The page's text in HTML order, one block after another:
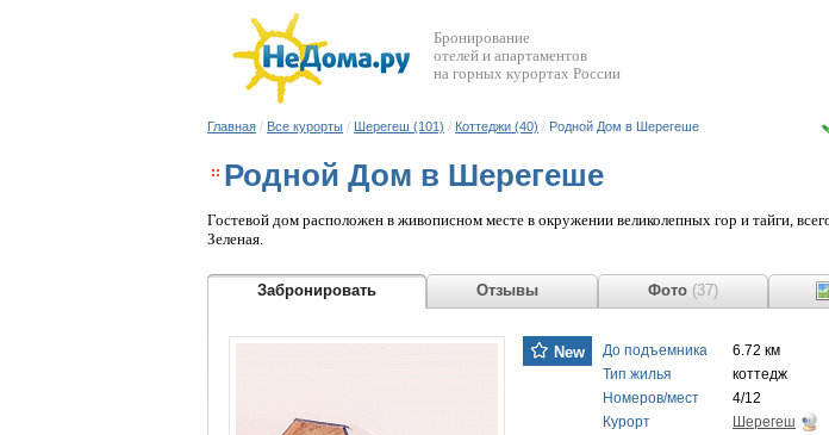
Бронирование
отелей и апартаментов
на горных курортах России
Главная / Все курорты / Шерегеш (101) / Коттеджи (40) / Родной Дом в Шерегеше
Родной Дом в Шерегеше
Гостевой дом расположен в живописном месте в окружении великолепных гор и тайги,
Зеленая.
Забронировать Отзывы Фото (37)
New До подъемника
6.72 км
Тип жилья
коттедж
Номеров/мест
4/12
Курорт
Шерегеш